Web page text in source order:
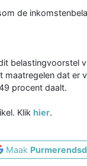
de
belastingvoorstel
dat er
procent daalt.
Klik hier.
Maak